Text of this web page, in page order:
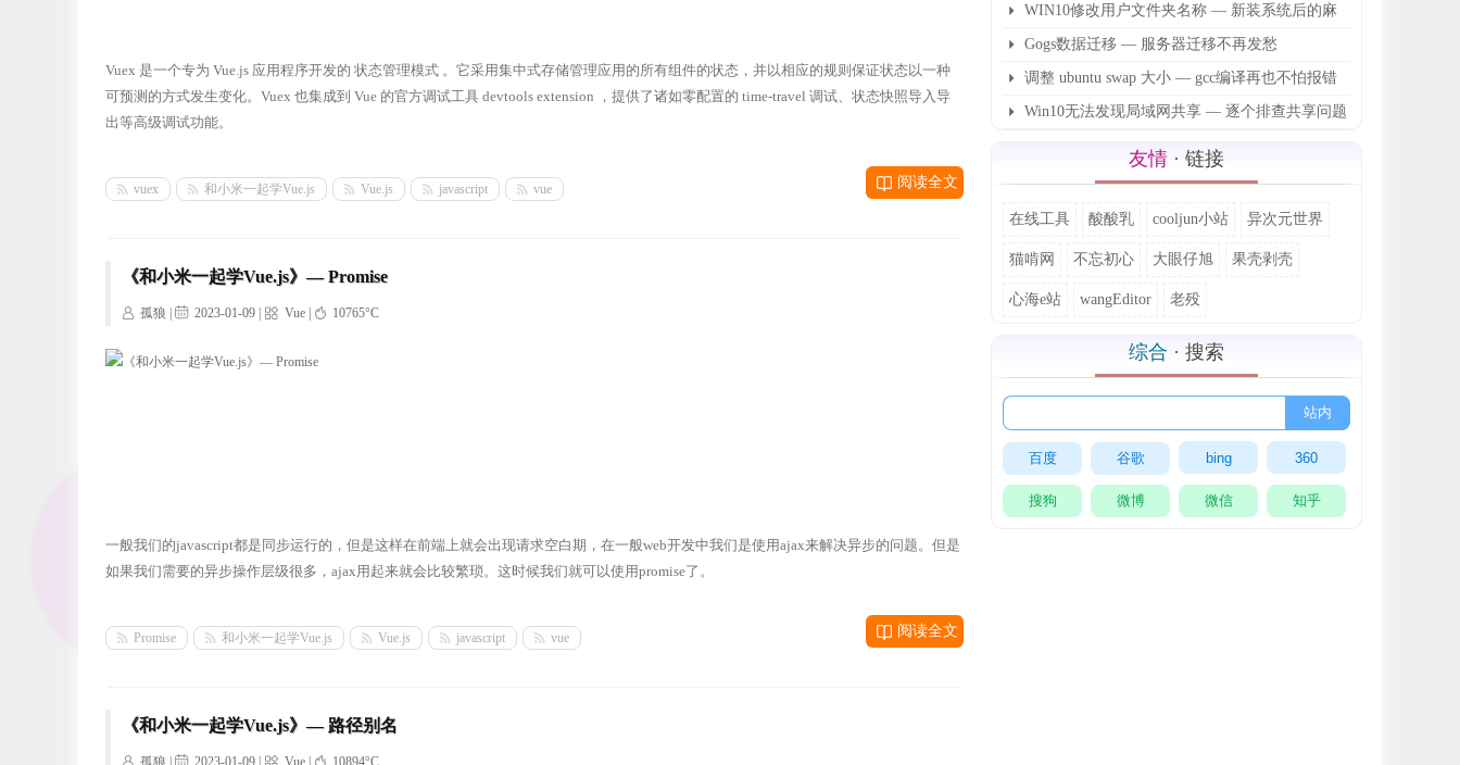
Vuex 是一个专为 Vue.js 应用程序开发的 状态管理模式 。它采用集中式存储管理应用的所有组件的状态，并以相应的规则保证状态以一种
可预测的方式发生变化。Vuex 也集成到 Vue 的官方调试工具 devtools extension ，提供了诸如零配置的 time-travel 调试、状态快照导入导
出等高级调试功能。
vuex 和小米一起学Vue.js Vue.js javascript vue 阅读全文
《和小米一起学Vue.js》— Promise
孤狼 | 2023-01-09 | Vue 10765°C
一般我们的javascript都是同步运行的，但是这样在前端上就会出现请求空白期，在一般web开发中我们是使用ajax来解决异步的问题。但是
如果我们需要的异步操作层级很多，ajax用起来就会比较繁琐。这时候我们就可以使用promise了。
Promise 和小米一起学Vue.js Vue.js javascript vue 阅读全文
《和小米一起学Vue.js》— 路径别名
孤狼 | 2023-01-09 | Vue 10894°C
没有完成的后续
WIN10修改用户文件夹名称 — 新装系统后的麻
烦事
Gogs数据迁移 — 服务器迁移不再发愁
调整 ubuntu swap 大小 — gcc编译再也不怕报错
了
Win10无法发现局域网共享 — 逐个排查共享问题
友情 · 链接
在线工具 酸酸乳 cooljun小站 异次元世界
猫啃网 不忘初心 大眼仔旭 果壳剥壳
心海e站 wangEditor 老殁
综合 · 搜索
站内
百度 谷歌 bing 360
搜狗 微博 微信 知乎